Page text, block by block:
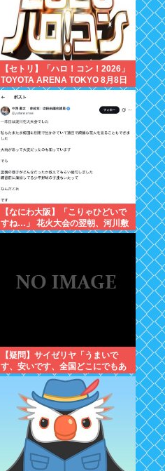
【セトリ】「ハロ！コン！2026」
TOYOTA ARENA TOKYO 8月8日
昼・夜公演セットリス
【なにわ大阪】「こりゃひどいで
すね…」 花火大会の翌朝、河川敷
に広がっていた衝撃の光景
【疑問】サイゼリヤ「うまいで
す、安いです、全国どこにでもあ
ります」←こいつの弱点